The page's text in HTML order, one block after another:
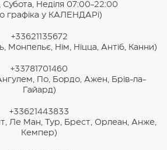
Субота, Неділя 07:00-22:00
графіка у КАЛЕНДАРі)
+33621135672
Монпельє, Нім, Ніцца, Антіб, Канни)
+33781701460
По, Бордо, Ажен, Брів-ла-
Гайард)
+33621443833
Ле Ман, Тур, Брест, Орлеан, Анже,
Кемпер)